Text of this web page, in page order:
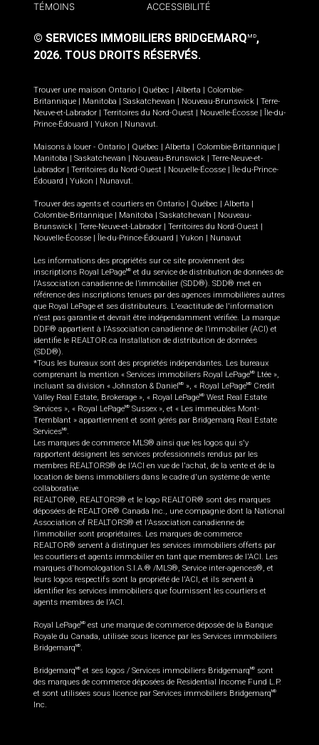
TÉMOINS
ACCESSIBILITÉ
© SERVICES IMMOBILIERS BRIDGEMARQ MD,
2026. TOUS DROITS RÉSERVÉS.
Trouver une maison Ontario | Québec | Alberta | Colombie-
Britannique | Manitoba | Saskatchewan | Nouveau-Brunswick | Terre-
Neuve-et-Labrador | Territoires du Nord-Ouest | Nouvelle-Écosse | Île-du-
Prince-Édouard | Yukon | Nunavut.
Maisons à louer - Ontario | Québec | Alberta | Colombie-Britannique |
Manitoba | Saskatchewan | Nouveau-Brunswick | Terre-Neuve-et-
Labrador | Territoires du Nord-Ouest | Nouvelle-Écosse | Île-du-Prince-
Édouard | Yukon | Nunavut.
Trouver des agents et courtiers en Ontario | Québec | Alberta |
Colombie-Britannique | Manitoba | Saskatchewan | Nouveau-
Brunswick | Terre-Neuve-et-Labrador | Territoires du Nord-Ouest |
Nouvelle-Écosse | Île-du-Prince-Édouard | Yukon | Nunavut
Les informations des propriétés sur ce site proviennent des
inscriptions Royal LePageMD et du service de distribution de données de
l'Association canadienne de l’immobilier (SDD®). SDD® met en
référence des inscriptions tenues par des agences immobilières autres
que Royal LePage et ses distributeurs. L'exactitude de l'information
n'est pas garantie et devrait être indépendamment vérifiée. La marque
DDF® appartient à l'Association canadienne de l’immobilier (ACI) et
identifie le REALTOR.ca Installation de distribution de données
(SDD®).
*Tous les bureaux sont des propriétés indépendantes. Les bureaux
comprenant la mention « Services immobiliers Royal LePageMD
Ltée »,
incluant sa division « Johnston & DanielMD », « Royal LePageMD
Credit
Valley Real Estate, Brokerage », « Royal LePageMD West Real Estate
Services », « Royal LePageMD Sussex », et « Les immeubles Mont-
Tremblant » appartiennent et sont gérés par Bridgemarq Real Estate
ServicesMD.
Les marques de commerce MLS® ainsi que les logos qui s'y
rapportent désignent les services professionnels rendus par les
membres REALTORS® de l'ACI en vue de l'achat, de la vente et de la
location de biens immobiliers dans le cadre d'un système de vente
collaborative.
REALTOR®, REALTORS® et le logo REALTOR® sont des marques
déposées de REALTOR® Canada Inc., une compagnie dont la National
Association of REALTORS® et l'Association canadienne de
l’immobilier sont propriétaires. Les marques de commerce
REALTOR® servent à distinguer les services immobiliers offerts par
les courtiers et agents immobilier en tant que membres de l'ACI. Les
marques d'homologation S.I.A.® /MLS®, Service inter-agences®, et
leurs logos respectifs sont la propriété de l'ACI, et ils servent à
identifier les services immobiliers que fournissent les courtiers et
agents membres de l'ACI.
Royal LePageMD est une marque de commerce déposée de la Banque
Royale du Canada, utilisée sous licence par les Services immobiliers
BridgemarqMD.
BridgemarqMD et ses logos / Services immobiliers BridgemarqMD
sont
des marques de commerce déposées de Residential Income Fund L.P.
et sont utilisées sous licence par Services immobiliers BridgemarqMD
Inc.